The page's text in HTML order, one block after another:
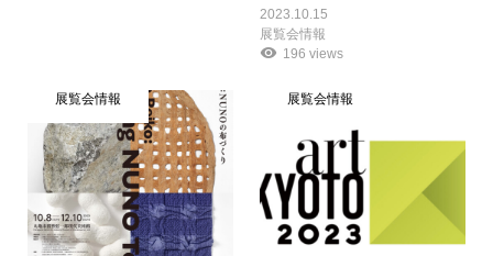
2023.10.15
展覧会情報
196 views
展覧会情報 展覧会情報